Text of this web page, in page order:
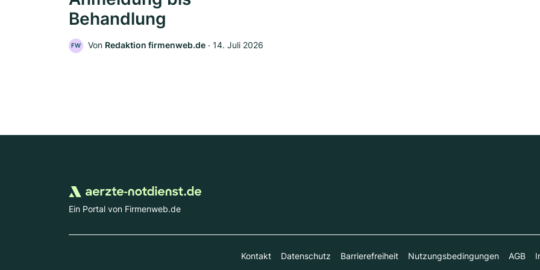
Behandlung
FW Von Redaktion firmenweb.de ‧ 14. Juli 2026
Ein Portal von Firmenweb.de
Kontakt Datenschutz Barrierefreiheit Nutzungsbedingungen AGB